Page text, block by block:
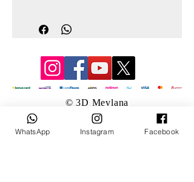
İPEK QUPRA KUMAŞ GİYÇIK KAP
BEDENLER 44-46-48-50-52-54
İKİ RENGİ MEVCUT
CEPLİDİR
© 3D Mevlana
WhatsApp Instagram Facebook